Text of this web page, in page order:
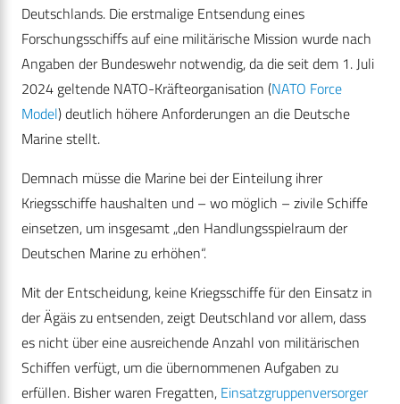
Deutschlands. Die erstmalige Entsendung eines
Forschungsschiffs auf eine militärische Mission wurde nach
Angaben der Bundeswehr notwendig, da die seit dem 1. Juli
2024 geltende NATO-Kräfteorganisation (NATO Force
Model) deutlich höhere Anforderungen an die Deutsche
Marine stellt.
Demnach müsse die Marine bei der Einteilung ihrer
Kriegsschiffe haushalten und – wo möglich – zivile Schiffe
einsetzen, um insgesamt „den Handlungsspielraum der
Deutschen Marine zu erhöhen“.
Mit der Entscheidung, keine Kriegsschiffe für den Einsatz in
der Ägäis zu entsenden, zeigt Deutschland vor allem, dass
es nicht über eine ausreichende Anzahl von militärischen
Schiffen verfügt, um die übernommenen Aufgaben zu
erfüllen. Bisher waren Fregatten, Einsatzgruppenversorger